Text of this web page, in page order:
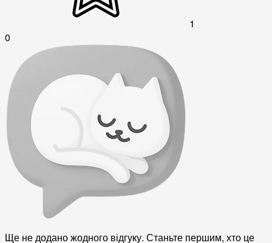
1
0
Ще не додано жодного відгуку. Станьте першим, хто це